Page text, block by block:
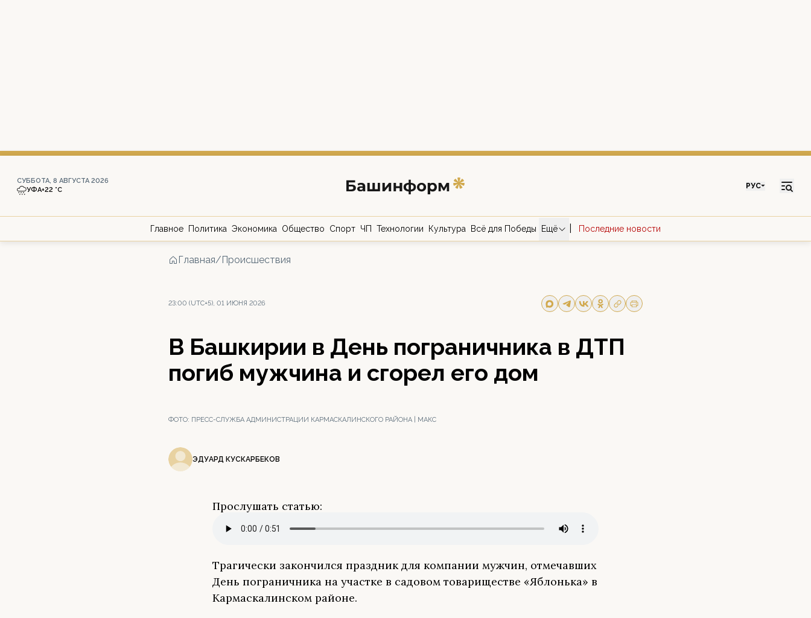
СУББОТА, 8 АВГУСТА 2026
УФА+22 °С РУС
Главное Политика Экономика Общество Спорт ЧП Технологии Культура Всё для Победы Ещё Последние новости
Главная/Происшествия
23:00 (UTC+5), 01 ИЮНЯ 2026
В Башкирии в День пограничника в ДТП
погиб мужчина и сгорел его дом
ФОТО: ПРЕСС-СЛУЖБА АДМИНИСТРАЦИИ КАРМАСКАЛИНСКОГО РАЙОНА | МАКС
ЭДУАРД КУСКАРБЕКОВ
Прослушать статью:
Трагически закончился праздник для компании мужчин, отмечавших
День пограничника на участке в садовом товариществе «Яблонька» в
Кармаскалинском районе.